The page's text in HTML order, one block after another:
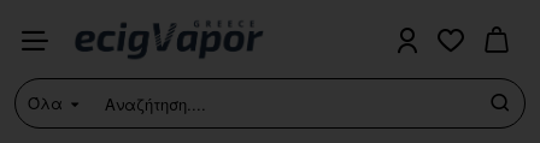
Όλα
Αναζήτηση....